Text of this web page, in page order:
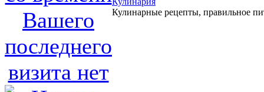
Кулинарные рецепты, правильное